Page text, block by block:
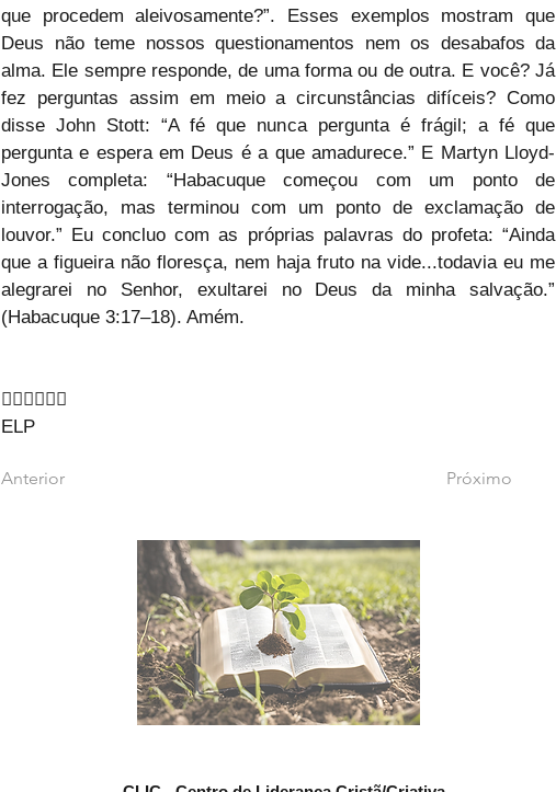
que procedem aleivosamente?”. Esses exemplos mostram que
Deus não teme nossos questionamentos nem os desabafos da
alma. Ele sempre responde, de uma forma ou de outra. E você? Já
fez perguntas assim em meio a circunstâncias difíceis? Como
disse John Stott: “A fé que nunca pergunta é frágil; a fé que
pergunta e espera em Deus é a que amadurece.” E Martyn Lloyd-
Jones completa: “Habacuque começou com um ponto de
interrogação, mas terminou com um ponto de exclamação de
louvor.” Eu concluo com as próprias palavras do profeta: “Ainda
que a figueira não floresça, nem haja fruto na vide...todavia eu me
alegrarei no Senhor, exultarei no Deus da minha salvação.”
(Habacuque 3:17–18). Amém.
🙇‍♂🙇‍♂🙇‍♂
ELP
Anterior Próximo